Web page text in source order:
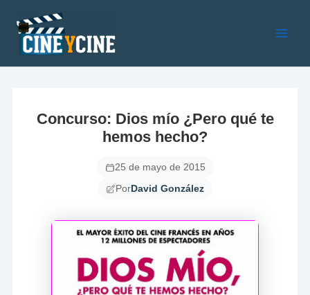
contenido
Concurso: Dios mío ¿Pero qué te
hemos hecho?
25 de mayo de 2015
PorDavid González